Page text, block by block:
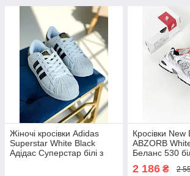
Жіночі кросівки Adidas
Superstar White Black
Адідас Суперстар білі з
Кросівки
ABZORB
Беланс 530
унісекс 36-45
2 186₴ 2